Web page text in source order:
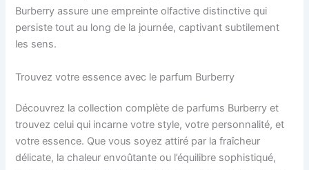
Burberry assure une empreinte olfactive distinctive qui
persiste tout au long de la journée, captivant subtilement
les sens.
Trouvez votre essence avec le parfum Burberry
Découvrez la collection complète de parfums Burberry et
trouvez celui qui incarne votre style, votre personnalité, et
votre essence. Que vous soyez attiré par la fraîcheur
délicate, la chaleur envoûtante ou l’équilibre sophistiqué,